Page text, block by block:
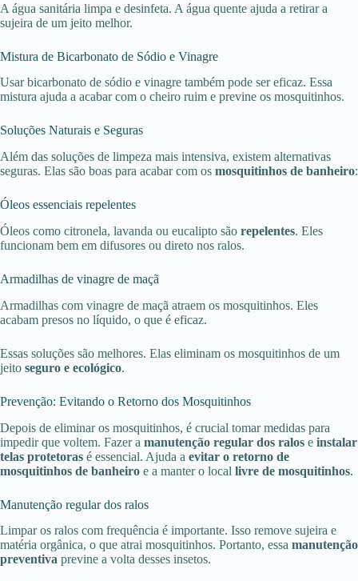
A água sanitária limpa e desinfeta. A água quente ajuda a retirar a
sujeira de um jeito melhor.
Mistura de Bicarbonato de Sódio e Vinagre
Usar bicarbonato de sódio e vinagre também pode ser eficaz. Essa
mistura ajuda a acabar com o cheiro ruim e previne os mosquitinhos.
Soluções Naturais e Seguras
Além das soluções de limpeza mais intensiva, existem alternativas
seguras. Elas são boas para acabar com os mosquitinhos de banheiro:
Óleos essenciais repelentes
Óleos como citronela, lavanda ou eucalipto são repelentes. Eles
funcionam bem em difusores ou direto nos ralos.
Armadilhas de vinagre de maçã
Armadilhas com vinagre de maçã atraem os mosquitinhos. Eles
acabam presos no líquido, o que é eficaz.
Essas soluções são melhores. Elas eliminam os mosquitinhos de um
jeito seguro e ecológico.
Prevenção: Evitando o Retorno dos Mosquitinhos
Depois de eliminar os mosquitinhos, é crucial tomar medidas para
impedir que voltem. Fazer a manutenção regular dos ralos e instalar
telas protetoras é essencial. Ajuda a evitar o retorno de
mosquitinhos de banheiro e a manter o local livre de mosquitinhos.
Manutenção regular dos ralos
Limpar os ralos com frequência é importante. Isso remove sujeira e
matéria orgânica, o que atrai mosquitinhos. Portanto, essa manutenção
preventiva previne a volta desses insetos.